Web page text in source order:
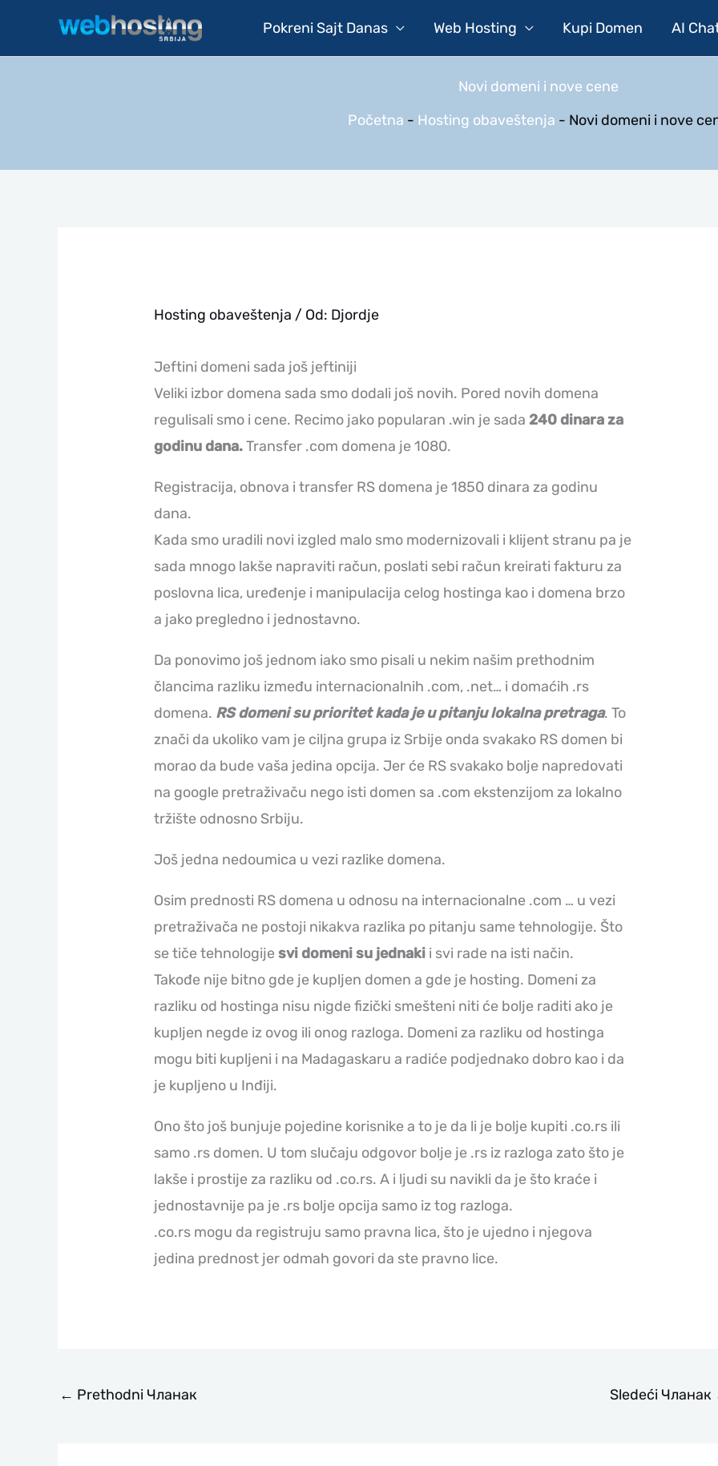
Pokreni Sajt Danas Web Hosting Kupi Domen AI
Novi domeni i nove cene
Početna - Hosting obaveštenja - Novi domeni i nove
Hosting obaveštenja / Od: Djordje
Jeftini domeni sada još jeftiniji
Veliki izbor domena sada smo dodali još novih. Pored novih domena
regulisali smo i cene. Recimo jako popularan .win je sada 240 dinara za
godinu dana.Transfer .com domena je 1080.
Registracija, obnova i transfer RS domena je 1850 dinara za godinu
dana.
Kada smo uradili novi izgled malo smo modernizovali i klijent stranu pa je
sada mnogo lakše napraviti račun, poslati sebi račun kreirati fakturu za
poslovna lica, uređenje i manipulacija celog hostinga kao i domena brzo
a jako pregledno i jednostavno.
Da ponovimo još jednom iako smo pisali u nekim našim prethodnim
člancima razliku između internacionalnih .com, .net… i domaćih .rs
domena. RS domeni su prioritet kada je u pitanju lokalna pretraga. To
znači da ukoliko vam je ciljna grupa iz Srbije onda svakako RS domen bi
morao da bude vaša jedina opcija. Jer će RS svakako bolje napredovati
na google pretraživaču nego isti domen sa .com ekstenzijom za lokalno
tržište odnosno Srbiju.
Još jedna nedoumica u vezi razlike domena.
Osim prednosti RS domena u odnosu na internacionalne .com … u vezi
pretraživača ne postoji nikakva razlika po pitanju same tehnologije. Što
se tiče tehnologijesvi domeni su jednaki i svi rade na isti način.
Takođe nije bitno gde je kupljen domen a gde je hosting. Domeni za
razliku od hostinga nisu nigde fizički smešteni niti će bolje raditi ako je
kupljen negde iz ovog ili onog razloga. Domeni za razliku od hostinga
mogu biti kupljeni i na Madagaskaru a radiće podjednako dobro kao i da
je kupljeno u Inđiji.
Ono što još bunjuje pojedine korisnike a to je da li je bolje kupiti .co.rs ili
samo .rs domen. U tom slučaju odgovor bolje je .rs iz razloga zato što je
lakše i prostije za razliku od .co.rs. A i ljudi su navikli da je što kraće i
jednostavnije pa je .rs bolje opcija samo iz tog razloga.
.co.rs mogu da registruju samo pravna lica, što je ujedno i njegova
jedina prednost jer odmah govori da ste pravno lice.
← Prethodni Чланак Sledeći Чланак